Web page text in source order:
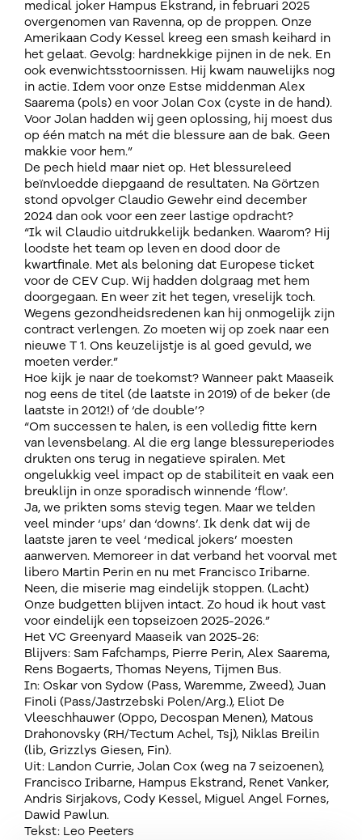
medical joker Hampus Ekstrand, in februari 2025
overgenomen van Ravenna, op de proppen. Onze
Amerikaan Cody Kessel kreeg een smash keihard in
het gelaat. Gevolg: hardnekkige pijnen in de nek. En
ook evenwichtsstoornissen. Hij kwam nauwelijks nog
in actie. Idem voor onze Estse middenman Alex
Saarema (pols) en voor Jolan Cox (cyste in de hand).
Voor Jolan hadden wij geen oplossing, hij moest dus
op één match na mét die blessure aan de bak. Geen
makkie voor hem.”
De pech hield maar niet op. Het blessureleed
beïnvloedde diepgaand de resultaten. Na Görtzen
stond opvolger Claudio Gewehr eind december
2024 dan ook voor een zeer lastige opdracht?
“Ik wil Claudio uitdrukkelijk bedanken. Waarom? Hij
loodste het team op leven en dood door de
kwartfinale. Met als beloning dat Europese ticket
voor de CEV Cup. Wij hadden dolgraag met hem
doorgegaan. En weer zit het tegen, vreselijk toch.
Wegens gezondheidsredenen kan hij onmogelijk zijn
contract verlengen. Zo moeten wij op zoek naar een
nieuwe T 1. Ons keuzelijstje is al goed gevuld, we
moeten verder.”
Hoe kijk je naar de toekomst? Wanneer pakt Maaseik
nog eens de titel (de laatste in 2019) of de beker (de
laatste in 2012!) of ‘de double’?
“Om successen te halen, is een volledig fitte kern
van levensbelang. Al die erg lange blessureperiodes
drukten ons terug in negatieve spiralen. Met
ongelukkig veel impact op de stabiliteit en vaak een
breuklijn in onze sporadisch winnende ‘flow’.
Ja, we prikten soms stevig tegen. Maar we telden
veel minder ‘ups’ dan ‘downs’. Ik denk dat wij de
laatste jaren te veel ‘medical jokers’ moesten
aanwerven. Memoreer in dat verband het voorval met
libero Martin Perin en nu met Francisco Iribarne.
Neen, die miserie mag eindelijk stoppen. (Lacht)
Onze budgetten blijven intact. Zo houd ik hout vast
voor eindelijk een topseizoen 2025-2026.”
Het VC Greenyard Maaseik van 2025-26:
Blijvers: Sam Fafchamps, Pierre Perin, Alex Saarema,
Rens Bogaerts, Thomas Neyens, Tijmen Bus.
In: Oskar von Sydow (Pass, Waremme, Zweed), Juan
Finoli (Pass/Jastrzebski Polen/Arg.), Eliot De
Vleeschhauwer (Oppo, Decospan Menen), Matous
Drahonovsky (RH/Tectum Achel, Tsj), Niklas Breilin
(lib, Grizzlys Giesen, Fin).
Uit: Landon Currie, Jolan Cox (weg na 7 seizoenen),
Francisco Iribarne, Hampus Ekstrand, Renet Vanker,
Andris Sirjakovs, Cody Kessel, Miguel Angel Fornes,
Dawid Pawlun.
Tekst: Leo Peeters